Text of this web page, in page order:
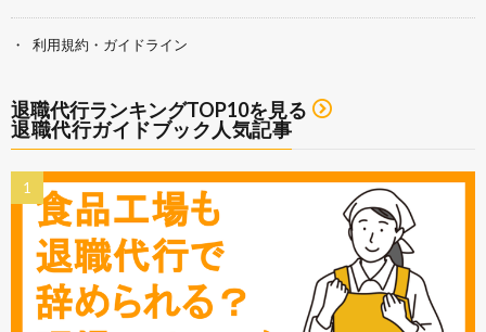
利用規約・ガイドライン
退職代行ランキングTOP10を見る
退職代行ガイドブック人気記事